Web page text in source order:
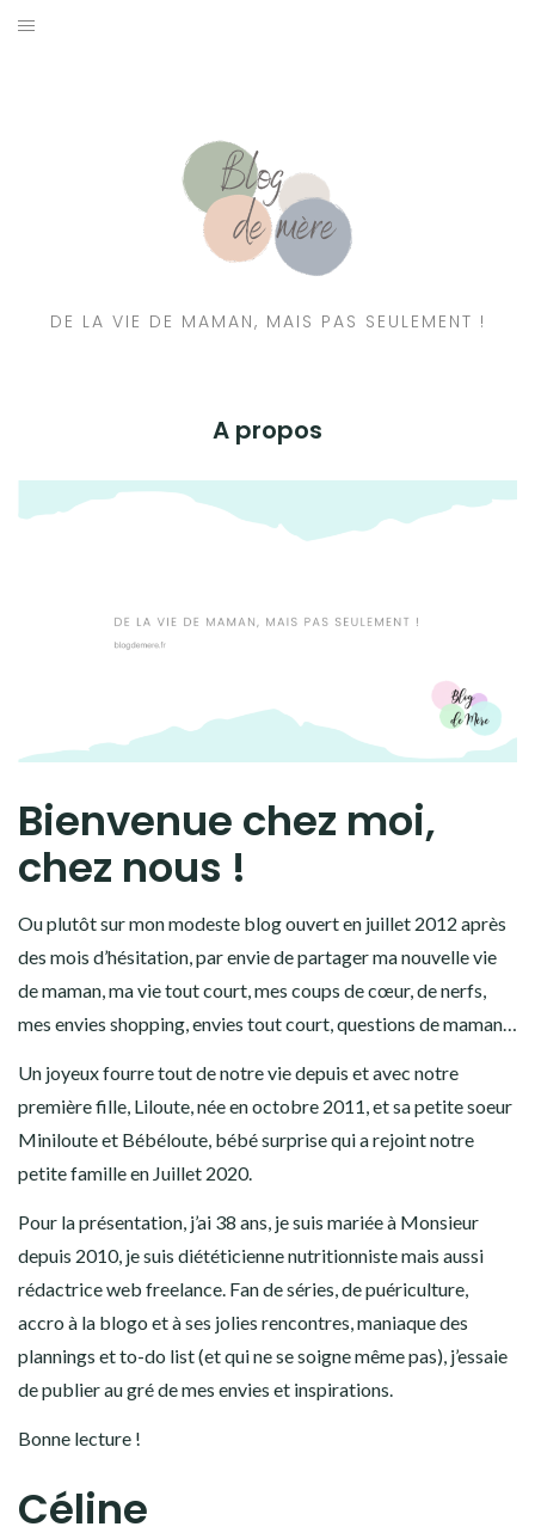
DE LA VIE DE MAMAN, MAIS PAS SEULEMENT !
A propos
Bienvenue chez moi,
chez nous !
Ou plutôt sur mon modeste blog ouvert en juillet 2012 après
des mois d’hésitation, par envie de partager ma nouvelle vie
de maman, ma vie tout court, mes coups de cœur, de nerfs,
mes envies shopping, envies tout court, questions de maman…
Un joyeux fourre tout de notre vie depuis et avec notre
première fille, Liloute, née en octobre 2011, et sa petite soeur
Miniloute et Bébéloute, bébé surprise qui a rejoint notre
petite famille en Juillet 2020.
Pour la présentation, j’ai 38 ans, je suis mariée à Monsieur
depuis 2010, je suis diététicienne nutritionniste mais aussi
rédactrice web freelance. Fan de séries, de puériculture,
accro à la blogo et à ses jolies rencontres, maniaque des
plannings et to-do list (et qui ne se soigne même pas), j’essaie
de publier au gré de mes envies et inspirations.
Bonne lecture !
Céline
RESSOURCES NUTRITION & PARENTALITÉ